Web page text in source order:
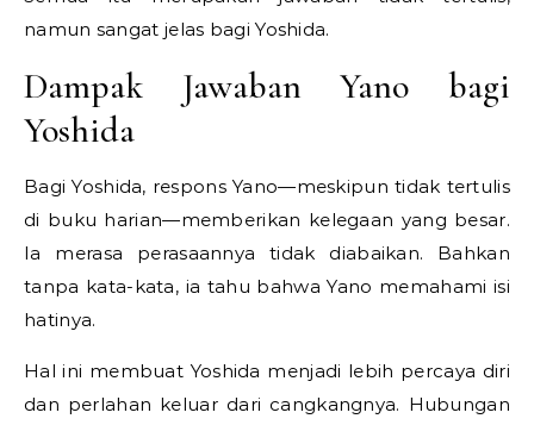
namun sangat jelas bagi Yoshida.
Dampak Jawaban Yano bagi
Yoshida
Bagi Yoshida, respons Yano—meskipun tidak tertulis
di buku harian—memberikan kelegaan yang besar.
Ia merasa perasaannya tidak diabaikan. Bahkan
tanpa kata-kata, ia tahu bahwa Yano memahami isi
hatinya.
Hal ini membuat Yoshida menjadi lebih percaya diri
dan perlahan keluar dari cangkangnya. Hubungan